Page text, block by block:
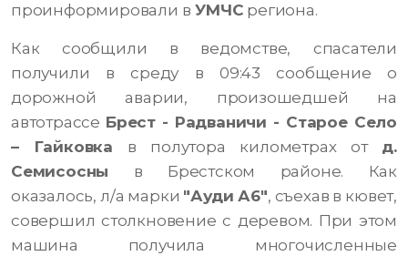
проинформировали в УМЧС региона.
Как сообщили в ведомстве, спасатели
получили в среду в 09:43 сообщение о
дорожной аварии, произошедшей на
автотрассе Брест - Радваничи - Старое Село
– Гайковка в полутора километрах от д.
Семисосны в Брестском районе. Как
оказалось, л/а марки "Ауди А6", съехав в кювет,
совершил столкновение с деревом. При этом
машина получила многочисленные